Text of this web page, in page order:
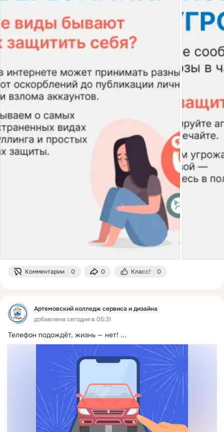
Комментарии 0 0 Класс! 0
Артемовский колледж сервиса и дизайна
добавлена сегодня в 05:31
Телефон подождёт, жизнь — нет! ...